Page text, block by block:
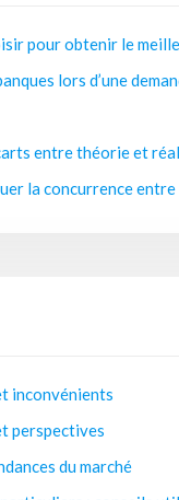
pour obtenir le
lors d’une
entre théorie et
la concurrence entre
inconvénients
perspectives
du marché